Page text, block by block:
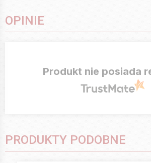
OPINIE
Produkt nie posiada
PRODUKTY PODOBNE